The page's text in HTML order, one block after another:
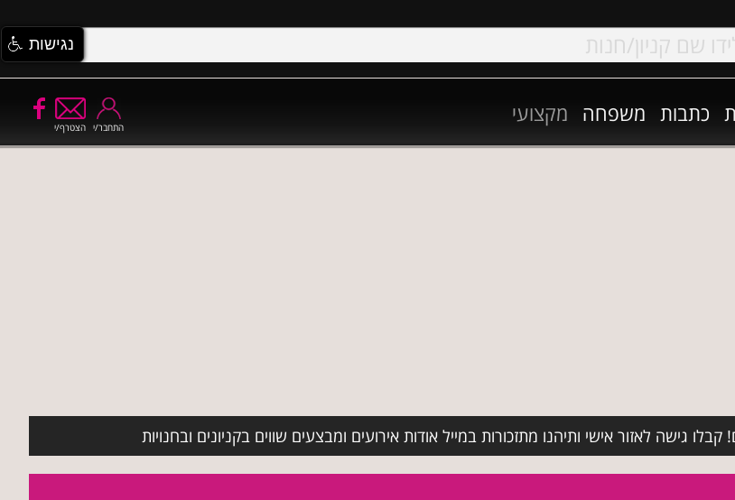
כתבות משפחה מקצועי
הצטרף/י התחבר/י
גישה לאזור אישי ותיהנו מתזכורות במייל אודות אירועים ומבצעים שווים בקניונים ובחנויות
נגישות